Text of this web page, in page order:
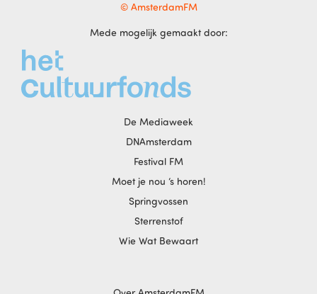
© AmsterdamFM
Mede mogelijk gemaakt door:
De Mediaweek
DNAmsterdam
Festival FM
Moet je nou ‘s horen!
Springvossen
Sterrenstof
Wie Wat Bewaart